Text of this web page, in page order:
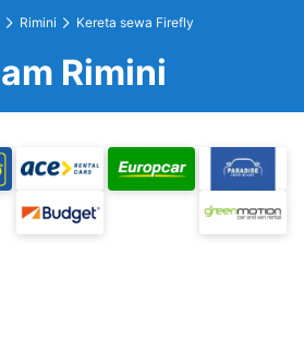
Rimini Kereta sewa Firefly
Rimini